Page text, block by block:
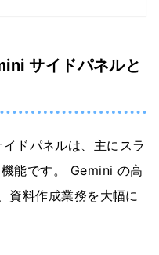
サイドパネルと
ドパネルは、主にスラ
能です。 Gemini の高
資料作成業務を大幅に